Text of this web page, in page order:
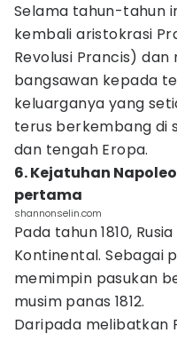
Selama tahun-tahun
kembali aristokrasi
Revolusi Prancis)
bangsawan kepada
keluarganya yang
terus berkembang di
dan tengah Eropa.
6. Kejatuhan
pertama
shannonselin.com
Pada tahun 1810,
Kontinental. Sebagai
memimpin pasukan
musim panas 1812.
Daripada melibatkan